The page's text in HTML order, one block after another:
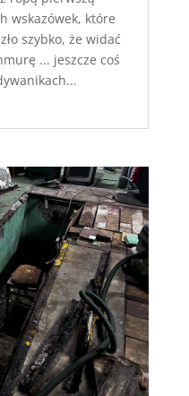
wskazówek, które
szybko, że widać
... jeszcze coś